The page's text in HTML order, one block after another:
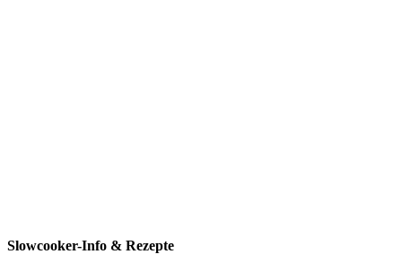
Slowcooker-Info & Rezepte